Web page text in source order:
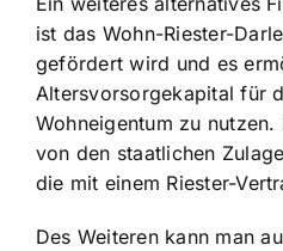
ist das Wohn-Riester-
gefördert wird und es
Altersvorsorgekapital für
Wohneigentum zu
von den staatlichen
die mit einem Riester-
Des Weiteren kann man